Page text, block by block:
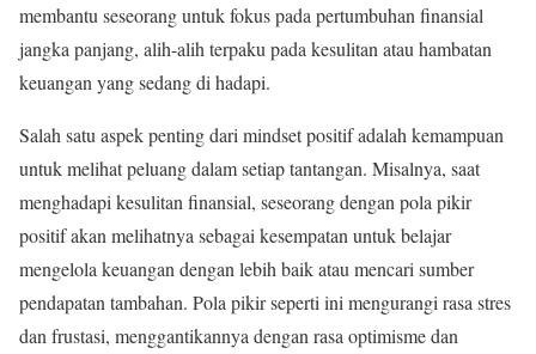
membantu seseorang untuk fokus pada pertumbuhan finansial
jangka panjang, alih-alih terpaku pada kesulitan atau hambatan
keuangan yang sedang di hadapi.
Salah satu aspek penting dari mindset positif adalah kemampuan
untuk melihat peluang dalam setiap tantangan. Misalnya, saat
menghadapi kesulitan finansial, seseorang dengan pola pikir
positif akan melihatnya sebagai kesempatan untuk belajar
mengelola keuangan dengan lebih baik atau mencari sumber
pendapatan tambahan. Pola pikir seperti ini mengurangi rasa stres
dan frustasi, menggantikannya dengan rasa optimisme dan